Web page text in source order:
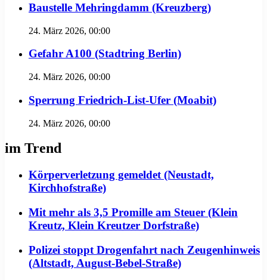
Baustelle Mehringdamm (Kreuzberg)
24. März 2026, 00:00
Gefahr A100 (Stadtring Berlin)
24. März 2026, 00:00
Sperrung Friedrich-List-Ufer (Moabit)
24. März 2026, 00:00
im Trend
Körperverletzung gemeldet (Neustadt,
Kirchhofstraße)
Mit mehr als 3,5 Promille am Steuer (Klein
Kreutz, Klein Kreutzer Dorfstraße)
Polizei stoppt Drogenfahrt nach Zeugenhinweis
(Altstadt, August-Bebel-Straße)